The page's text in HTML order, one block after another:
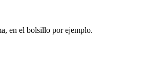
en el bolsillo por ejemplo.